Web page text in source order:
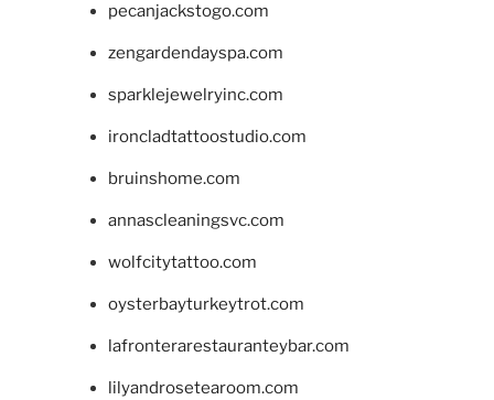
pecanjackstogo.com
zengardendayspa.com
sparklejewelryinc.com
ironcladtattoostudio.com
bruinshome.com
annascleaningsvc.com
wolfcitytattoo.com
oysterbayturkeytrot.com
lafronterarestauranteybar.com
lilyandrosetearoom.com